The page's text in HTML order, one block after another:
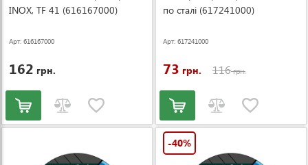
INOX, TF 41 (616167000)
Арт: 616167000
162 грн.
по сталі (617241000)
Арт: 617241000
73 грн. 116грн.
-40%